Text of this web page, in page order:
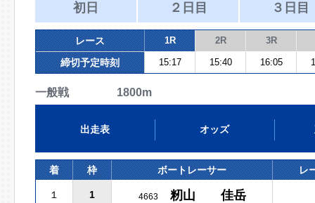
初日 ２日目 ３日目
レース 1R 2R 3R
締切予定時刻 15:17 15:40 16:05
一般戦 1800m
出走表 オッズ
着 枠 ボートレーサー レ
１ 1 4663 籾山 佳岳